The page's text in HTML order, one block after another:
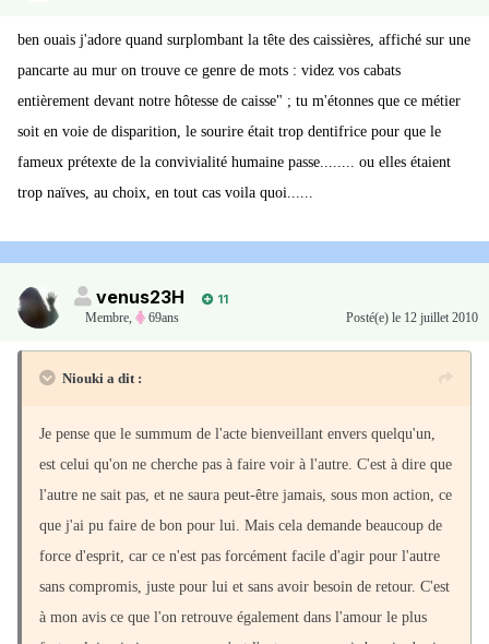
ben ouais j'adore quand surplombant la tête des caissières, affiché sur une
pancarte au mur on trouve ce genre de mots : videz vos cabats
entièrement devant notre hôtesse de caisse" ; tu m'étonnes que ce métier
soit en voie de disparition, le sourire était trop dentifrice pour que le
fameux prétexte de la convivialité humaine passe........ ou elles étaient
trop naïves, au choix, en tout cas voila quoi......
venus23H
11
Membre
69ans Posté(e) le 12 juillet 2010
Niouki a dit :
Je pense que le summum de l'acte bienveillant envers quelqu'un,
est celui qu'on ne cherche pas à faire voir à l'autre. C'est à dire que
l'autre ne sait pas, et ne saura peut-être jamais, sous mon action, ce
que j'ai pu faire de bon pour lui. Mais cela demande beaucoup de
force d'esprit, car ce n'est pas forcément facile d'agir pour l'autre
sans compromis, juste pour lui et sans avoir besoin de retour. C'est
à mon avis ce que l'on retrouve également dans l'amour le plus